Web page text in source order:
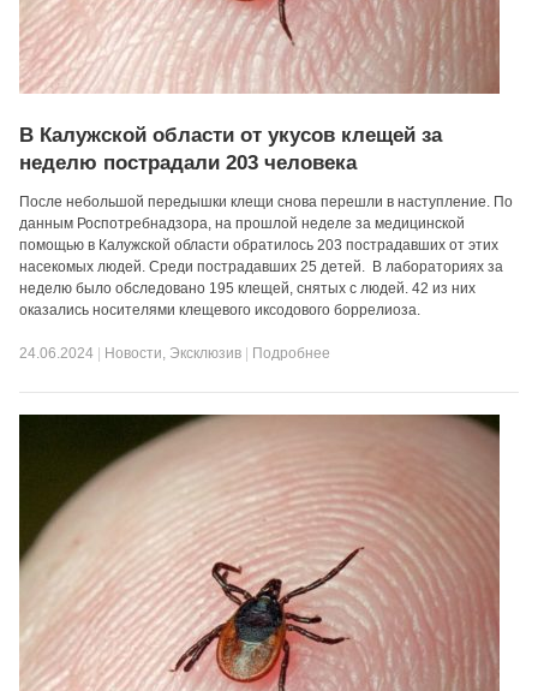
В Калужской области от укусов клещей за
неделю пострадали 203 человека
После небольшой передышки клещи снова перешли в наступление. По
данным Роспотребнадзора, на прошлой неделе за медицинской
помощью в Калужской области обратилось 203 пострадавших от этих
насекомых людей. Среди пострадавших 25 детей. В лабораториях за
неделю было обследовано 195 клещей, снятых с людей. 42 из них
оказались носителями клещевого иксодового боррелиоза.
24.06.2024 Новости, Эксклюзив Подробнее